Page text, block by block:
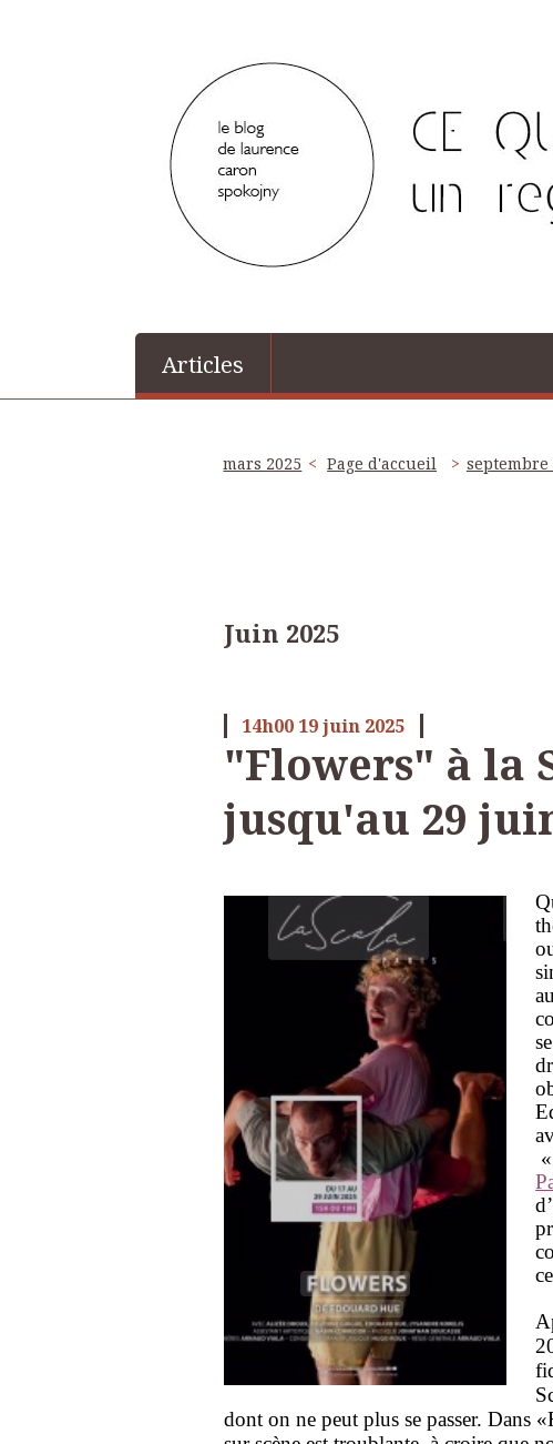
Articles
mars 2025 Page d'accueil septembre
Juin 2025
14h00 19juin 2025
"Flowers" à la
jusqu'au 29
dont on ne peut plus se passer. Dans